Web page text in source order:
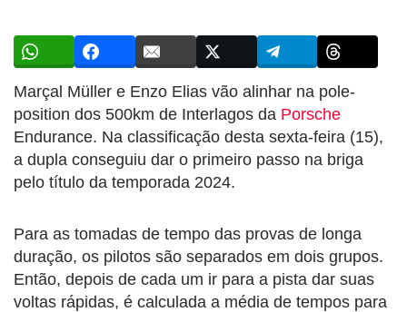
Marçal Müller e Enzo Elias vão alinhar na pole-
position dos 500km de Interlagos da Porsche
Endurance. Na classificação desta sexta-feira (15),
a dupla conseguiu dar o primeiro passo na briga
pelo título da temporada 2024.
Para as tomadas de tempo das provas de longa
duração, os pilotos são separados em dois grupos.
Então, depois de cada um ir para a pista dar suas
voltas rápidas, é calculada a média de tempos para